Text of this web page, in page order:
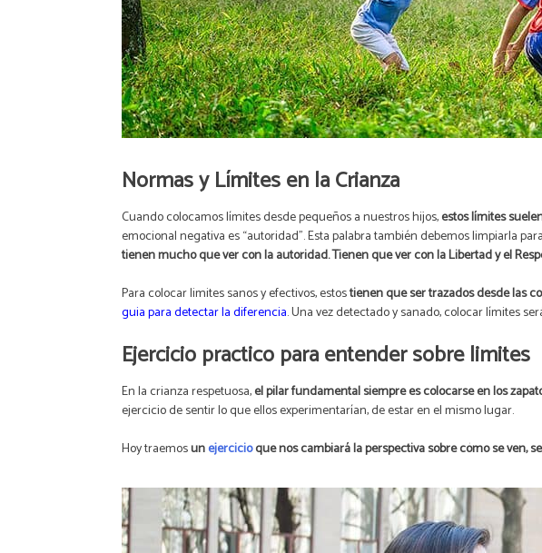
Normas y Límites en la Crianza
Cuando colocamos límites desde pequeños a nuestros hijos,estos límites
emocional negativa es “autoridad”. Esta palabra también debemos limpiarla
tienen mucho que ver con la autoridad. Tienen que ver con la Libertad y el
Para colocar limites sanos y efectivos, estostienen que ser trazados desde las
guia para detectar la diferencia. Una vez detectado y sanado, colocar límites
Ejercicio practico para entender sobre limites
En la crianza respetuosa,el pilar fundamental siempre es colocarse en los
ejercicio de sentir lo que ellos experimentarían, de estar en el mismo lugar.
Hoy traemosunejercicioque nos cambiará la perspectiva sobre cómo se ven,